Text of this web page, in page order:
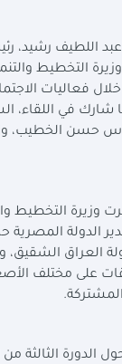
اللطيف رشيد،
التخطيط
فعاليات
شارك في اللقاء،
حسن الخطيب،
وزيرة التخطيط
الدولة
العراق الشقيق،
على مختلف
الثالثة من